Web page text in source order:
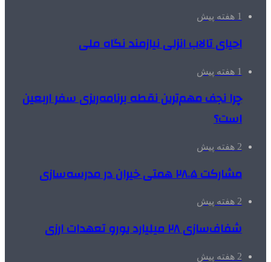
1 هفته پیش
احیای تالاب انزلی نیازمند نگاه ملی
1 هفته پیش
چرا نجف مهم‌ترین نقطه برنامه‌ریزی سفر اربعین
است؟
2 هفته پیش
مشارکت ۲۸.۵ همتی خیران در مدرسه‌سازی
2 هفته پیش
شفاف‌سازی ۲۸ میلیارد یورو تعهدات ارزی
2 هفته پیش